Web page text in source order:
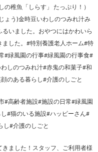
稚魚「しらす」 たっぷり！）
ょう)金時豆いわしのつみれ汁み
いました。おやつにはかわいら
した。#特別養護老人ホーム#特
#緑風園の行事#緑風園の行事食#
しのつみれ汁#赤鬼の和菓子#和
のある暮らし#介護のしごと
#高齢者施設#施設の日常#緑風園
#猫のいる施設#ハッピーさん#
し#介護のしごと
ました！スタッフ、ご利用者様